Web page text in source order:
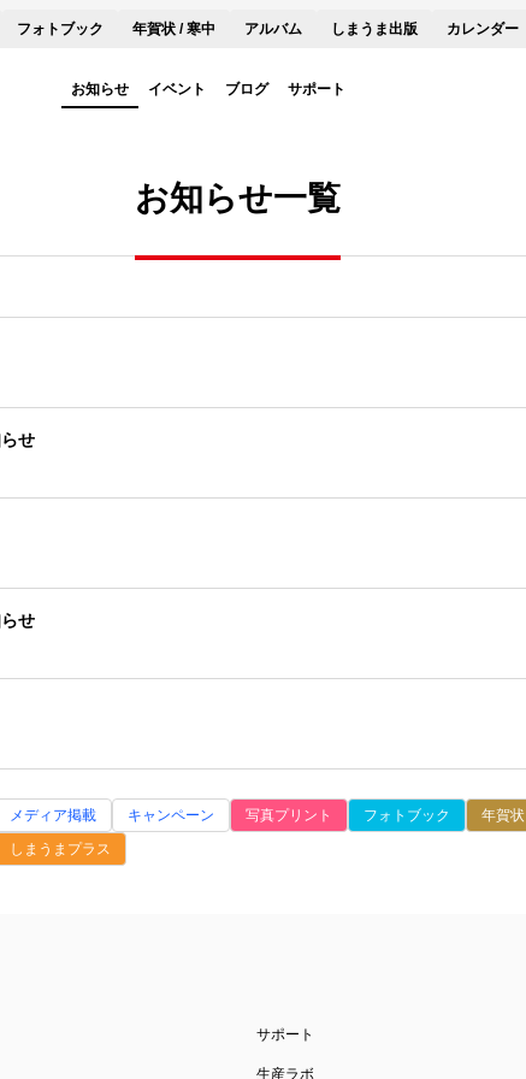
フォトブック 年賀状 / 寒中 アルバム しまうま出版 カレンダー
お知らせ イベント ブログ サポート
お知らせ一覧
せ
せ
メディア掲載 キャンペーン 写真プリント フォトブック 年賀状
しまうまプラス
サポート
生産ラボ